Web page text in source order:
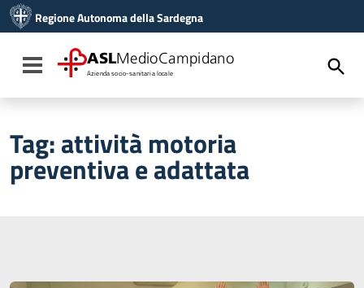
Vai al menu di navigazione
Vai al footer
Regione Autonoma della Sardegna
Toggle navigation
ASLMedioCampidano
Azienda socio-sanitaria locale
Tag:attività motoria
preventiva e adattata